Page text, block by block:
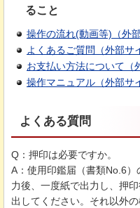
ること
操作の流れ(動画等)（外
よくあるご質問（外部サ
お支払い方法について（
操作マニュアル（外部サ
よくある質問
Q：押印は必要ですか。
A：使用印鑑届（書類No.6
力後、一度紙で出力し、押
出してください。それ以外